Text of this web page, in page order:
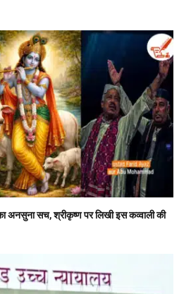
अनसुना सच, श्रीकृष्ण पर लिखी इस कव्वाली की